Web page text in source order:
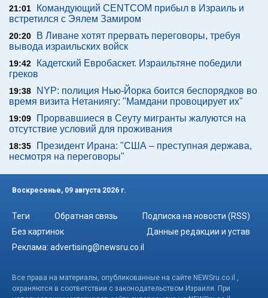
21:01
Командующий CENTCOM прибыл в Израиль и
встретился с Эялем Замиром
20:20
В Ливане хотят прервать переговоры, требуя
вывода израильских войск
19:42
Кадетский Евробаскет. Израильтяне победили
греков
19:38
NYP: полиция Нью-Йорка боится беспорядков во
время визита Нетаниягу: "Мамдани провоцирует их"
19:09
Прорвавшиеся в Сеуту мигранты жалуются на
отсутствие условий для проживания
18:35
Президент Ирана: "США – преступная держава,
несмотря на переговоры"
Воскресенье, 09 августа 2026 г.
Теги Обратная связь
Подписка на новости (RSS)
Без картинок
Данные редакции и устав
Реклама: advertising@newsru.co.il
Все права на материалы, опубликованные на сайте NEWSru.co.il ,
охраняются в соответствии с законодательством Израиля. При